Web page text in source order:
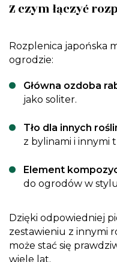
Z czym łączyć
Rozplenica japońska
ogrodzie:
Główna ozdoba
jako soliter.
Tło dla innych
z bylinami i innymi
Element
do ogrodów w
Dzięki odpowiedniej
zestawieniu z innymi
może stać się
wiele lat.